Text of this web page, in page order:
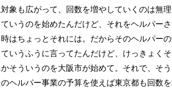
象も広がって、回数を増やしていくのは無
いうのを始めたんだけど、それをヘルパー
はちょっとそれには。だからそのヘルパー
いうふうに言ってたんだけど、けっきょく
そういうのを大阪市が始めて。それで、そ
ヘルパー事業の予算を使えば東京都も回数